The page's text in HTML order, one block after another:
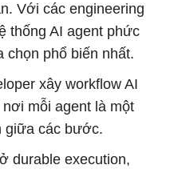
Với các engineering
thống AI agent phức
chọn phổ biến nhất.
xây workflow AI
mỗi agent là một
giữa các bước.
durable execution,